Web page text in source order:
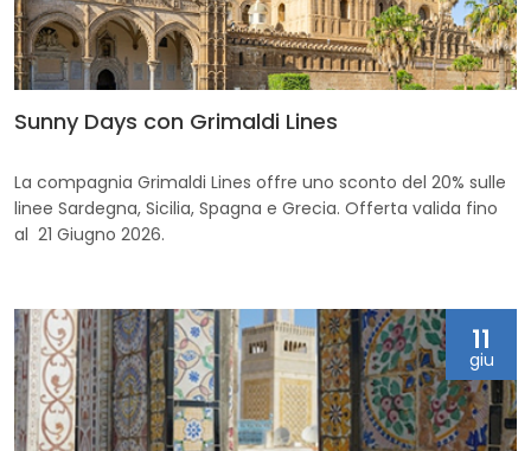
Sunny Days con Grimaldi Lines
La compagnia Grimaldi Lines offre uno sconto del 20% sulle
linee Sardegna, Sicilia, Spagna e Grecia. Offerta valida fino
al 21 Giugno 2026.
11
giu